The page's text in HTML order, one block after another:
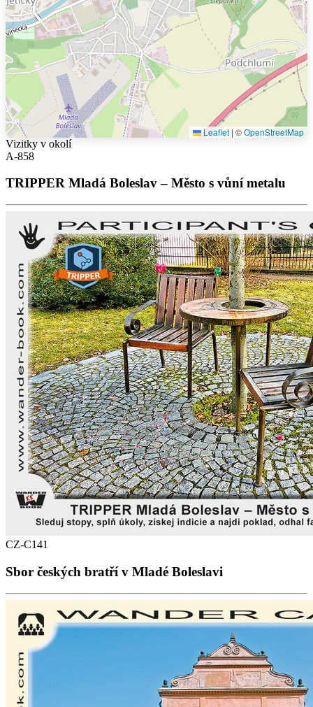
Leaflet | ©OpenStreetMap
Vizitky v okolí
A-858
TRIPPER Mladá Boleslav – Město s vůní metalu
CZ-C141
Sbor českých bratří v Mladé Boleslavi